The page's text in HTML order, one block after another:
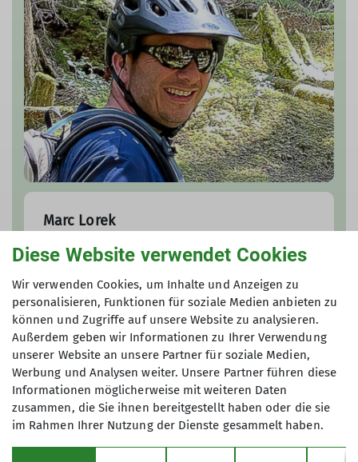
Marc Lorek
marc.lorek@dav-duisburg.de
Sektion
Diese Website verwendet Cookies
Wir verwenden Cookies, um Inhalte und Anzeigen zu
personalisieren, Funktionen für soziale Medien anbieten zu
können und Zugriffe auf unsere Website zu analysieren.
Außerdem geben wir Informationen zu Ihrer Verwendung
unserer Website an unsere Partner für soziale Medien,
Werbung und Analysen weiter. Unsere Partner führen diese
Informationen möglicherweise mit weiteren Daten
zusammen, die Sie ihnen bereitgestellt haben oder die sie
im Rahmen Ihrer Nutzung der Dienste gesammelt haben.